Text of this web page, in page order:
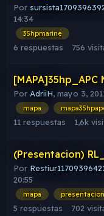
Por
14:34
35hpmarine
6 respuestas 756
Por AdriiH, mayo 3,
mapa
11 respuestas 1,6k
(Presentacion)
Por
20:55
mapa presentacion
5 respuestas 702